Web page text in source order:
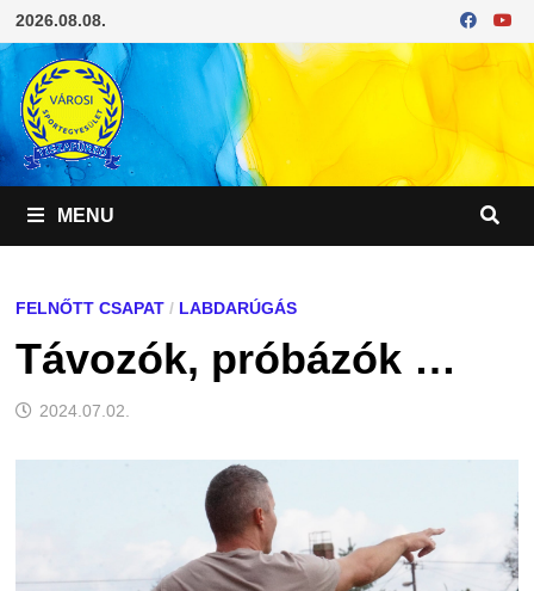
Skip
to
content
2026.08.08.
MENU
FELNŐTT CSAPAT/ LABDARÚGÁS
Távozók, próbázók …
2024.07.02.